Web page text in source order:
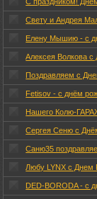
Свету и Андрея
Елену Мышию - с
Алексея
Поздравляем с
Fetisov - с днём
Нашего Колю-
Сергея Сеню с
Саню35
Любу LYNX с Днем
DED-BORODA - с